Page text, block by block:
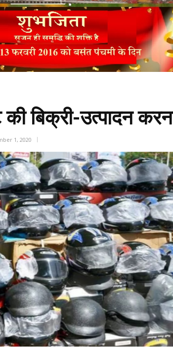
बिक्री-उत्पादन
1, 2020